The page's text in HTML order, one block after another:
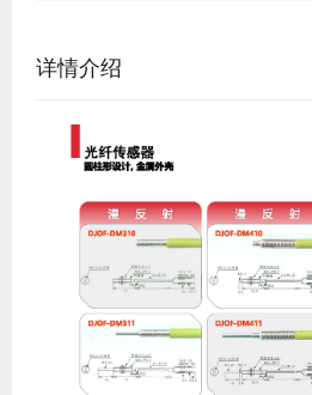
详情介绍